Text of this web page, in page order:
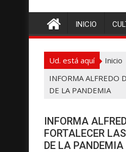
n
e
INICIO
Ud. está aquí Inicio
INFORMA ALFREDO
DE LA PANDEMIA
INFORMA
FORTALECER
DE LA PANDEMIA